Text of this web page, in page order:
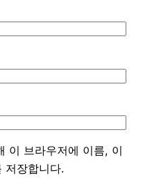
이 브라우저에 이름, 이
저장합니다.